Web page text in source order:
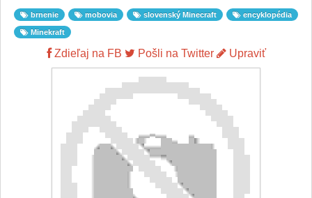
brnenie mobovia slovenský Minecraft encyklopédia
Minekraft
Zdieľaj na FB Pošli na Twitter Upraviť